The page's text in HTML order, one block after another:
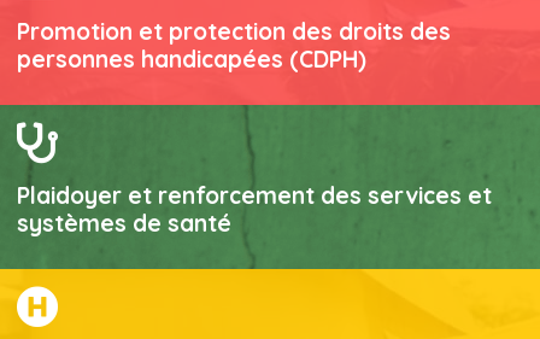
Promotion et protection des droits des
personnes handicapées (CDPH)
Plaidoyer et renforcement des services et
systèmes de santé